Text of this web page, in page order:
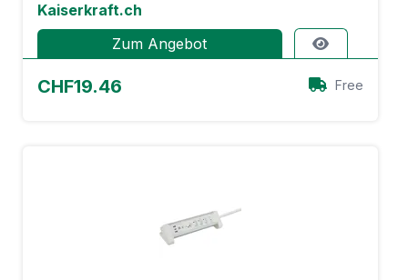
Kaiserkraft.ch
Zum Angebot
CHF19.46 Free